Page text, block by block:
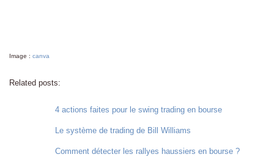
Image : canva
Related posts:
4 actions faites pour le swing trading en bourse
Le système de trading de Bill Williams
Comment détecter les rallyes haussiers en bourse ?